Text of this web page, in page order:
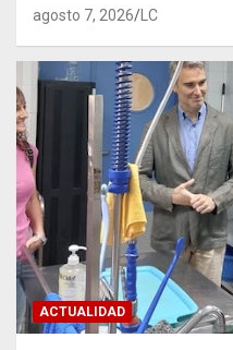
agosto 7, 2026 LC
ACTUALIDAD